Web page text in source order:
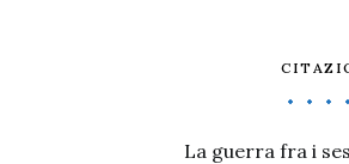
La guerra fra i